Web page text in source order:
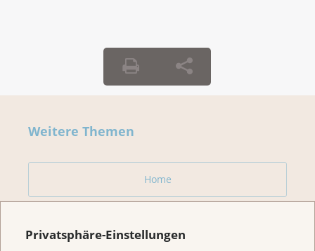
Privatsphäre-Einstellungen
Weitere Themen
Home